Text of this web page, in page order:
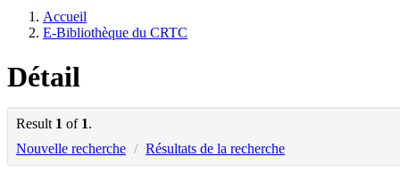
Accueil
E-Bibliothèque du CRTC
Détail
Result 1 of 1.
Nouvelle recherche / Résultats de la recherche